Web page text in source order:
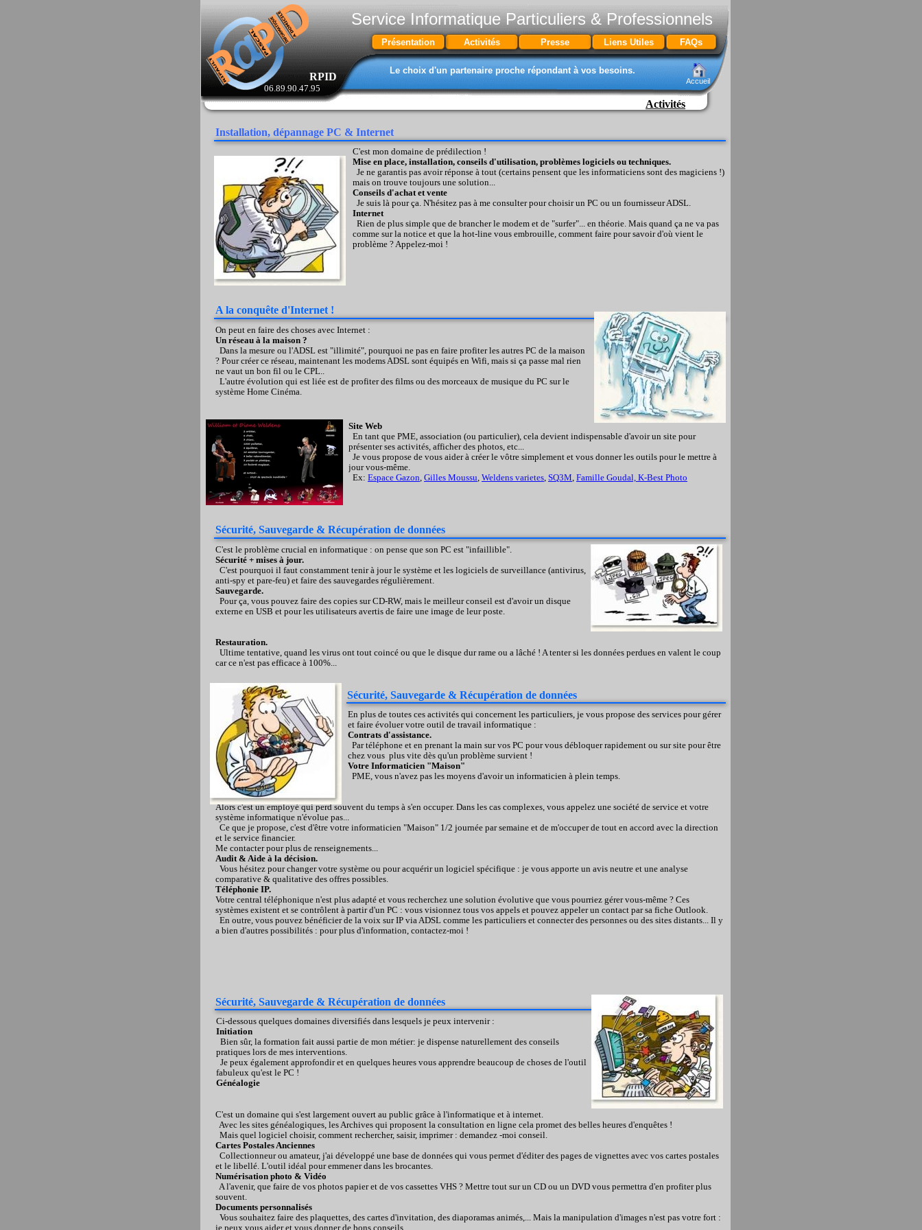
Sécurité, Sauvegarde & Récupération de données
Activités
Restauration.
Ultime tentative, quand les virus ont tout coincé ou que le disque dur rame ou a lâché ! A tenter si les données perdues en valent le coup
car ce n'est pas efficace à 100%...
Installation, dépannage PC & Internet
C'est un domaine qui s'est largement ouvert au public grâce à l'informatique et à internet.
Avec les sites généalogiques, les Archives qui proposent la consultation en ligne cela promet des belles heures d'enquêtes !
Mais quel logiciel choisir, comment rechercher, saisir, imprimer : demandez -moi conseil.
Cartes Postales Anciennes
Collectionneur ou amateur, j'ai développé une base de données qui vous permet d'éditer des pages de vignettes avec vos cartes postales
et le libellé. L'outil idéal pour emmener dans les brocantes.
Numérisation photo & Vidéo
A l'avenir, que faire de vos photos papier et de vos cassettes VHS ? Mettre tout sur un CD ou un DVD vous permettra d'en profiter plus
souvent.
Documents personnalisés
Vous souhaitez faire des plaquettes, des cartes d'invitation, des diaporamas animés,... Mais la manipulation d'images n'est pas votre fort :
je peux vous aider et vous donner de bons conseils.
C'est mon domaine de prédilection !
Mise en place, installation, conseils d'utilisation, problèmes logiciels ou techniques.
Je ne garantis pas avoir réponse à tout (certains pensent que les informaticiens sont des magiciens !)
mais on trouve toujours une solution...
Conseils d'achat et vente
Je suis là pour ça. N'hésitez pas à me consulter pour choisir un PC ou un fournisseur ADSL.
Internet
Rien de plus simple que de brancher le modem et de "surfer"... en théorie. Mais quand ça ne va pas
comme sur la notice et que la hot-line vous embrouille, comment faire pour savoir d'où vient le
problème ? Appelez-moi !
Sécurité, Sauvegarde & Récupération de données
Ci-dessous quelques domaines diversifiés dans lesquels je peux intervenir :
Initiation
Bien sûr, la formation fait aussi partie de mon métier: je dispense naturellement des conseils
pratiques lors de mes interventions.
Je peux également approfondir et en quelques heures vous apprendre beaucoup de choses de l'outil
fabuleux qu'est le PC !
Généalogie
C'est le problème crucial en informatique : on pense que son PC est "infaillible".
Sécurité + mises à jour.
C'est pourquoi il faut constamment tenir à jour le système et les logiciels de surveillance (antivirus,
anti-spy et pare-feu) et faire des sauvegardes régulièrement.
Sauvegarde.
Pour ça, vous pouvez faire des copies sur CD-RW, mais le meilleur conseil est d'avoir un disque
externe en USB et pour les utilisateurs avertis de faire une image de leur poste.
Site Web
En tant que PME, association (ou particulier), cela devient indispensable d'avoir un site pour
présenter ses activités, afficher des photos, etc...
Je vous propose de vous aider à créer le vôtre simplement et vous donner les outils pour le mettre à
jour vous-même.
Ex: Espace Gazon, Gilles Moussu, Weldens varietes, SQ3M, Famille Goudal, K-Best Photo
A la conquête d'Internet !
Alors c'est un employé qui perd souvent du temps à s'en occuper. Dans les cas complexes, vous appelez une société de service et votre
système informatique n'évolue pas...
Ce que je propose, c'est d'être votre informaticien "Maison" 1/2 journée par semaine et de m'occuper de tout en accord avec la direction
et le service financier.
Me contacter pour plus de renseignements...
Audit & Aide à la décision.
Vous hésitez pour changer votre système ou pour acquérir un logiciel spécifique : je vous apporte un avis neutre et une analyse
comparative & qualitative des offres possibles.
Téléphonie IP.
Votre central téléphonique n'est plus adapté et vous recherchez une solution évolutive que vous pourriez gérer vous-même ? Ces
systèmes existent et se contrôlent à partir d'un PC : vous visionnez tous vos appels et pouvez appeler un contact par sa fiche Outlook.
En outre, vous pouvez bénéficier de la voix sur IP via ADSL comme les particuliers et connecter des personnes ou des sites distants... Il y
a bien d'autres possibilités : pour plus d'information, contactez-moi !
En plus de toutes ces activités qui concernent les particuliers, je vous propose des services pour gérer
et faire évoluer votre outil de travail informatique :
Contrats d'assistance.
Par téléphone et en prenant la main sur vos PC pour vous débloquer rapidement ou sur site pour être
chez vous plus vite dès qu'un problème survient !
Votre Informaticien "Maison"
PME, vous n'avez pas les moyens d'avoir un informaticien à plein temps.
On peut en faire des choses avec Internet :
Un réseau à la maison ?
Dans la mesure ou l'ADSL est "illimité", pourquoi ne pas en faire profiter les autres PC de la maison
? Pour créer ce réseau, maintenant les modems ADSL sont équipés en Wifi, mais si ça passe mal rien
ne vaut un bon fil ou le CPL..
L'autre évolution qui est liée est de profiter des films ou des morceaux de musique du PC sur le
système Home Cinéma.
Sécurité, Sauvegarde & Récupération de données
Présentation
Accueil
Liens Utiles FAQs
Le choix d'un partenaire proche répondant à vos besoins.
RPID
06.89.90.47.95
Activités Presse
Service Informatique Particuliers & Professionnels